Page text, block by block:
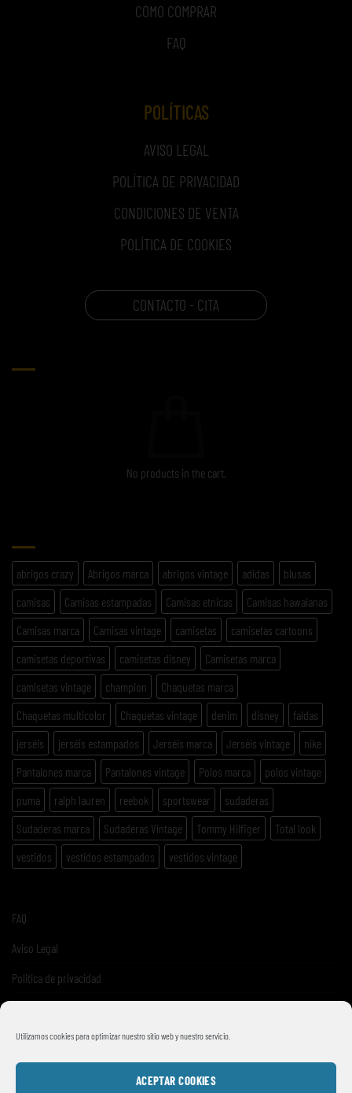
Utilizamos cookies para optimizar nuestro sitio web y nuestro servicio.
ACEPTAR COOKIES
COMO COMPRAR
FAQ
POLÍTICAS
AVISO LEGAL
POLÍTICA DE PRIVACIDAD
CONDICIONES DE VENTA
POLÍTICA DE COOKIES
CONTACTO - CITA
No products in the cart.
abrigos crazy Abrigos marca abrigos vintage adidas
blusas
camisas
Camisas estampadas Camisas etnicas
Camisas hawaianas
Camisas marca
Camisas vintage camisetas
camisetas cartoons
camisetas deportivas
camisetas disney
Camisetas marca
camisetas vintage
champion
Chaquetas marca
Chaquetas multicolor
Chaquetas vintage denim disney
faldas
jerséis
jerséis estampados Jerséis marca Jerséis vintage
nike
Pantalones marca
Pantalones vintage Polos marca
polos vintage
puma
ralph lauren reebok sportswear
sudaderas
Sudaderas marca
Sudaderas Vintage Tommy Hilfiger
Total look
vestidos
vestidos estampados vestidos vintage
FAQ
Aviso Legal
Politica de privacidad